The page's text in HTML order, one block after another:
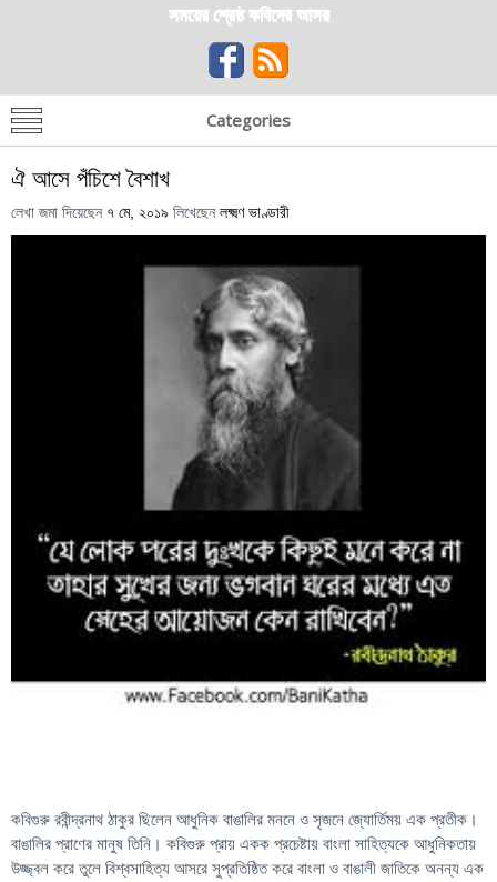
সময়ের শ্রেষ্ঠ কবিদের আসর
Categories
ঐ আসে পঁচিশে বৈশাখ
লেখা জমা দিয়েছেন ৭ মে, ২০১৯ লিখেছেন লক্ষ্মণ ভাণ্ডারী
কবিগুরু রবীন্দ্রনাথ ঠাকুর ছিলেন আধুনিক বাঙালির মননে ও সৃজনে জ্যোর্তিময় এক প্রতীক।
বাঙালির প্রাণের মানুষ তিনি। কবিগুরু প্রায় একক প্রচেষ্টায় বাংলা সাহিত্যকে আধুনিকতায়
উজ্জ্বল করে তুলে বিশ্বসাহিত্য আসরে সুপ্রতিষ্ঠিত করে বাংলা ও বাঙালী জাতিকে অনন্য এক